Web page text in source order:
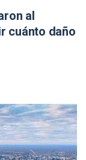
al
cuánto daño